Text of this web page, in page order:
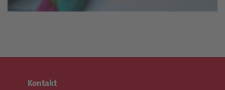
Kontakt